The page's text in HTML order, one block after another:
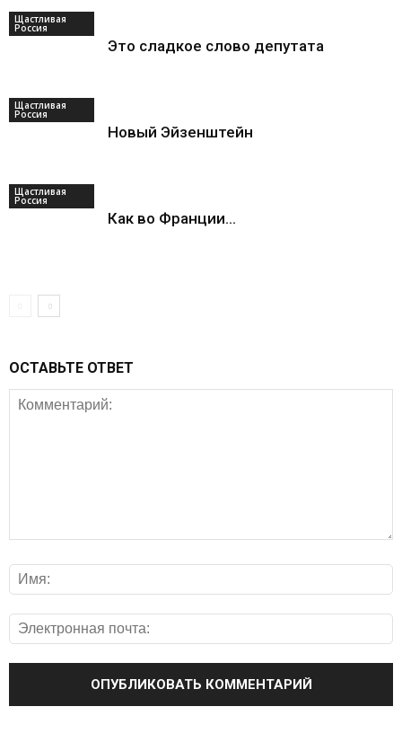
Щастливая
Россия
Это сладкое слово депутата
Щастливая
Россия
Новый Эйзенштейн
Щастливая
Россия
Как во Франции…
ОСТАВЬТЕ ОТВЕТ